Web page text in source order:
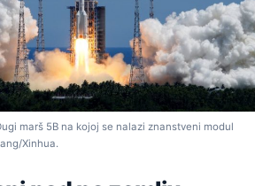
marš 5B na kojoj se nalazi znanstveni modul
Xinhua.